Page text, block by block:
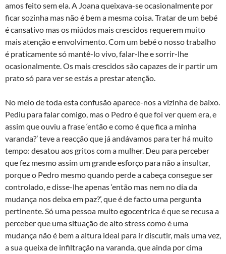
amos feito sem ela. A Joana queixava-se ocasionalmente por
ficar sozinha mas não é bem a mesma coisa. Tratar de um bebé
é cansativo mas os miúdos mais crescidos requerem muito
mais atenção e envolvimento. Com um bebé o nosso trabalho
é praticamente só mantê-lo vivo, falar-lhe e sorrir-lhe
ocasionalmente. Os mais crescidos são capazes de ir partir um
prato só para ver se estás a prestar atenção.
No meio de toda esta confusão aparece-nos a vizinha de baixo.
Pediu para falar comigo, mas o Pedro é que foi ver quem era, e
assim que ouviu a frase ‘então e como é que fica a minha
varanda?’ teve a reacção que já andávamos para ter há muito
tempo: desatou aos gritos com a mulher. Deu para perceber
que fez mesmo assim um grande esforço para não a insultar,
porque o Pedro mesmo quando perde a cabeça consegue ser
controlado, e disse-lhe apenas ‘então mas nem no dia da
mudança nos deixa em paz?’, que é de facto uma pergunta
pertinente. Só uma pessoa muito egocentrica é que se recusa a
perceber que uma situação de alto stress como é uma
mudança não é bem a altura ideal para ir discutir, mais uma vez,
a sua queixa de infiltração na varanda, que ainda por cima